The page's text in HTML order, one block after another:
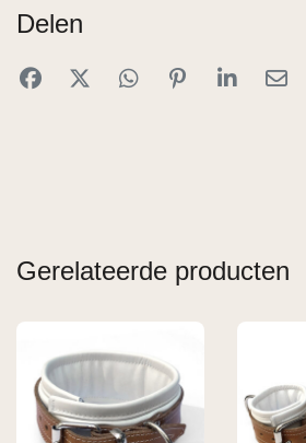
Delen
Gerelateerde producten